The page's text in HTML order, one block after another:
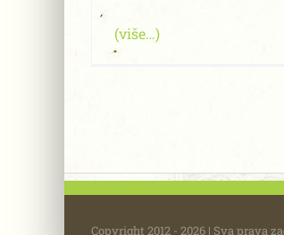
(više…)
Copyright 2012 - 2026 | Sva prava